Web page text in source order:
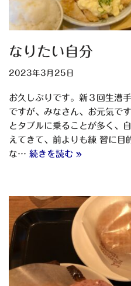
なりたい自分
2023年3月25日
お久しぶりです。新３回生漕
ですが、みなさん、お元気で
とタブルに乗ることが多く、
えてきて、前よりも練 習に目
な… 続きを読む »